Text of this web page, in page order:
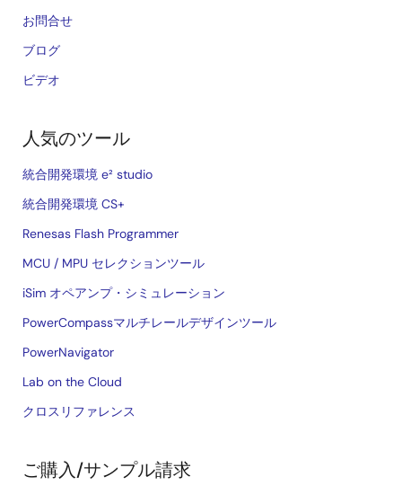
お問合せ
ブログ
ビデオ
人気のツール
統合開発環境 e² studio
統合開発環境 CS+
Renesas Flash Programmer
MCU / MPU セレクションツール
iSim オペアンプ・シミュレーション
PowerCompassマルチレールデザインツール
PowerNavigator
Lab on the Cloud
クロスリファレンス
ご購入/サンプル請求